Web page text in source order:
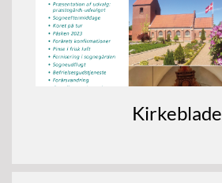
Kirkeblade